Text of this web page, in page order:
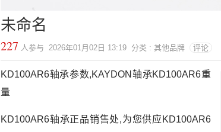
未命名
227 人参与 2026年01月02日 13:19 分类 : 其他品牌 评论
KD100AR6轴承参数,KAYDON轴承KD100AR6重
量
KD100AR6轴承正品销售处,为您供应KD100AR6